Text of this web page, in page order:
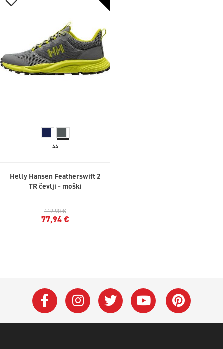
44
Helly Hansen Featherswift 2
TR čevlji - moški
119,90 €
77,94 €